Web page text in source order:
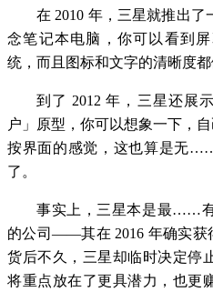
在 2010 年，三星就推出
念笔记本电脑，你可以看到
统，而且图标和文字的清晰度都
到了 2012 年，三星还展
户」原型，你可以想象一下，
按界面的感觉，这也算是无
了。
事实上，三星本是最……
的公司——其在 2016 年确实获
货后不久，三星却临时决定停
将重点放在了更具潜力，也更